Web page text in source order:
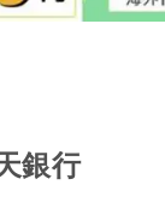
銀行